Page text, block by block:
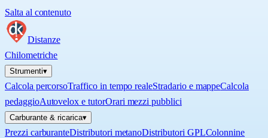
Salta al contenuto
Distanze
Chilometriche
Strumenti▾
Calcola percorsoTraffico in tempo realeStradario e mappeCalcola
pedaggioAutovelox e tutorOrari mezzi pubblici
Carburante & ricarica▾
Prezzi carburanteDistributori metanoDistributori GPLColonnine